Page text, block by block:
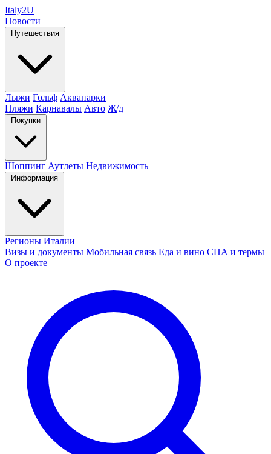
Italy2U
Новости
Путешествия
Лыжи Гольф Аквапарки
Пляжи Карнавалы Авто Ж/д
Покупки
Шоппинг Аутлеты Недвижимость
Информация
Регионы Италии
Визы и документы Мобильная связь Еда и вино СПА и термы
О проекте